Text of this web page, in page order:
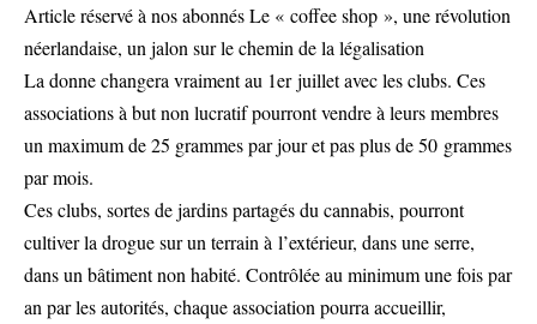
Article réservé à nos abonnés Le « coffee shop », une révolution
néerlandaise, un jalon sur le chemin de la légalisation
La donne changera vraiment au 1er juillet avec les clubs. Ces
associations à but non lucratif pourront vendre à leurs membres
un maximum de 25 grammes par jour et pas plus de 50 grammes
par mois.
Ces clubs, sortes de jardins partagés du cannabis, pourront
cultiver la drogue sur un terrain à l’extérieur, dans une serre,
dans un bâtiment non habité. Contrôlée au minimum une fois par
an par les autorités, chaque association pourra accueillir,